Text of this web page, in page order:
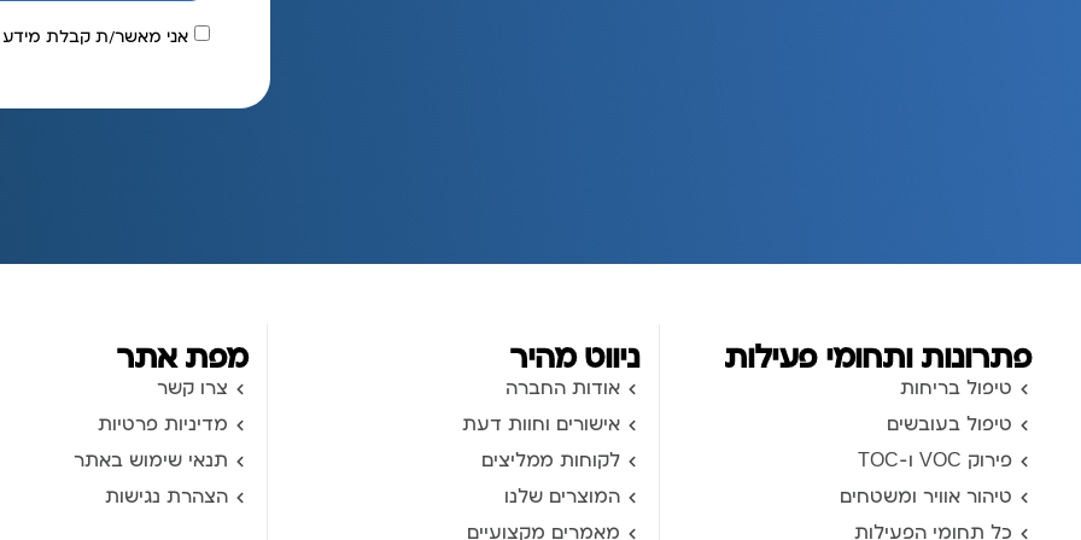
אני מאשר/ת קבלת
פתרונות ותחומי פעילות
טיפול בריחות
טיפול בעובשים
פירוק VOC ו-TOC
טיהור אוויר ומשטחים
כל תחומי הפעילות
ניווט מהיר
אודות החברה
אישורים וחוות דעת
לקוחות ממליצים
המוצרים שלנו
מאמרים מקצועיים
מפת אתר
צרו קשר
מדיניות פרטיות
תנאי שימוש באתר
הצהרת נגישות